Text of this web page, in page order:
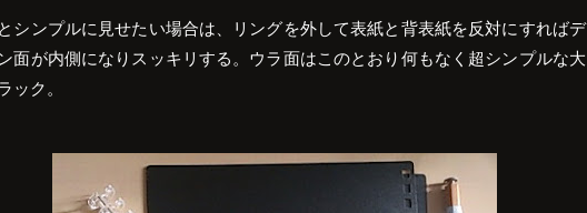
シンプルに見せたい場合は、リングを外して表紙と背表紙を反対にすればデ
面が内側になりスッキリする。ウラ面はこのとおり何もなく超シンプルな大
ック。